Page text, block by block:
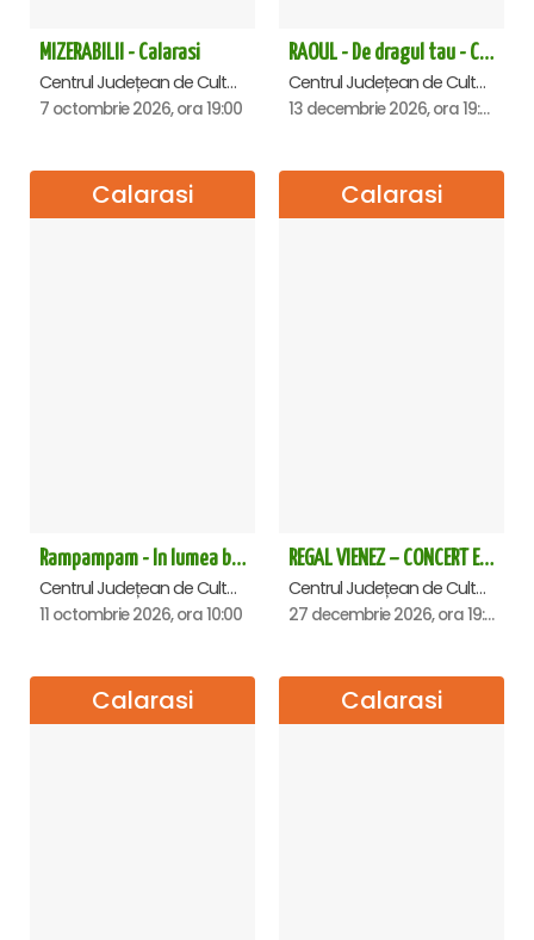
MIZERABILII - Calarasi
Centrul Județean de Cultură și Creație Călărași - Sala , Calarasi
7 octombrie 2026, ora 19:00
RAOUL - De dragul tau - Calarasi
Centrul Județean de Cultură și Creație Călărași - Sala , Calarasi
13 decembrie 2026, ora 19:00
Calarasi
Rampampam - In lumea bomboanelor - Calarasi
Centrul Județean de Cultură și Creație Călărași - Sala , Calarasi
11 octombrie 2026, ora 10:00
Calarasi
REGAL VIENEZ – CONCERT EXTRAORDINAR DE CRACIUN - Calarasi
Centrul Județean de Cultură și Creație Călărași - Sala , Calarasi
27 decembrie 2026, ora 19:00
Calarasi Calarasi